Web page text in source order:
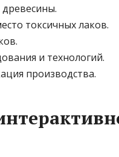
токсичных лаков.
и технологий.
производства.